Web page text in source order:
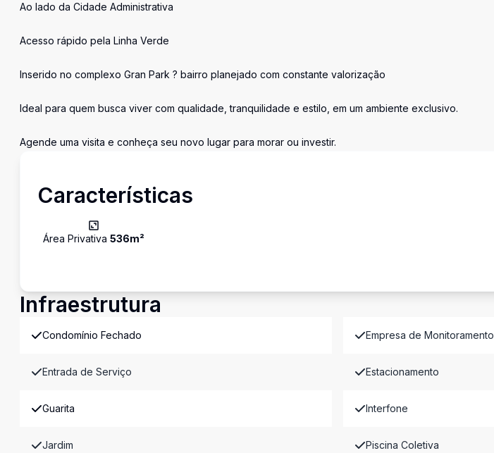
Ao lado da Cidade Administrativa
Acesso rápido pela Linha Verde
Inserido no complexo Gran Park ? bairro planejado com constante valorização
Ideal para quem busca viver com qualidade, tranquilidade e estilo, em um ambiente exclusivo.
Agende uma visita e conheça seu novo lugar para morar ou investir.
Características
Área Privativa 536m²
Infraestrutura
Condomínio Fechado Empresa de Monitoramento
Entrada de Serviço Estacionamento
Guarita Interfone
Jardim Piscina Coletiva